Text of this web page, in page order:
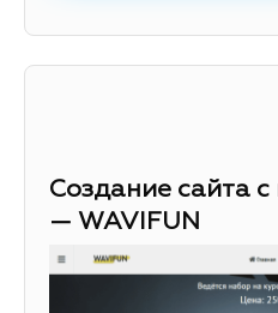
Создание сайта с
— WAVIFUN